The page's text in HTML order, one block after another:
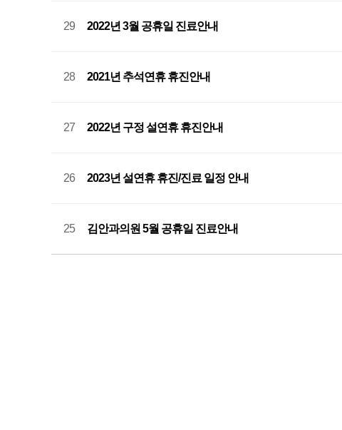
29 2022년 3월 공휴일 진료안내
28 2021년 추석연휴 휴진안내
27 2022년 구정 설연휴 휴진안내
26 2023년 설연휴 휴진/진료 일정 안내
25 김안과의원 5월 공휴일 진료안내